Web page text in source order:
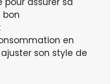
bon
en
son style de